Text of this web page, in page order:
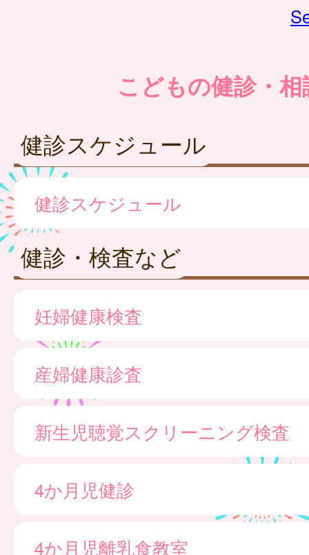
こどもの健診・相
健診スケジュール
健診スケジュール
健診・検査など
妊婦健康検査
産婦健康診査
新生児聴覚スクリーニング検査
4か月児健診
4か月児離乳食教室